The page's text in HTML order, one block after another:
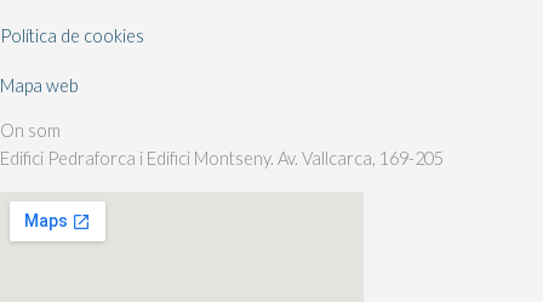
Política de cookies
Mapa web
On som
Edifici Pedraforca i Edifici Montseny. Av. Vallcarca, 169-205